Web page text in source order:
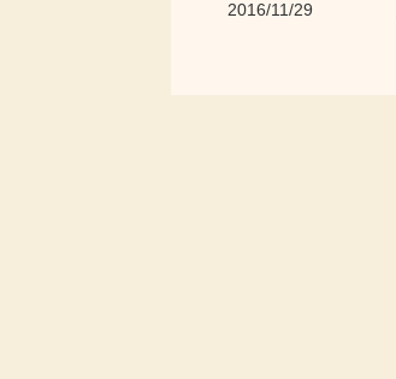
2016/11/29